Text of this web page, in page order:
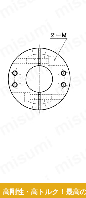
高剛性・高トルク！最高